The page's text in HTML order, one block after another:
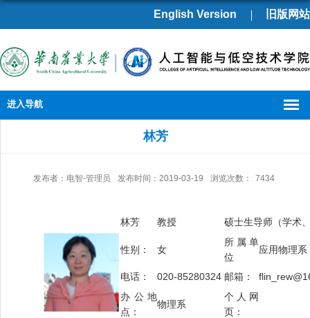
English Version 旧版网站
进入导航
林芳
发布者：电智-管理员 发布时间：2019-03-19 浏览次数： 7434
林芳 教授 硕士生导师（学术
性别： 女
所属单
位
应用物理系
电话： 020-85280324 邮箱：
办公地
点：
物理系
个人网
页：